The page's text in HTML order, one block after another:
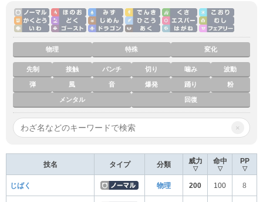
物理 特殊 変化
先制 接触 パンチ 切り 噛み 波動
弾 風 音 爆発 踊り 粉
メンタル 回復
×
技名 タイプ 分類 威力
▽
命中
▽
PP
▽
じばく 物理 200 100 8